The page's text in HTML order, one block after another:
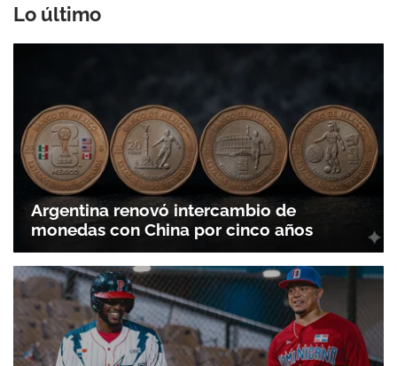
Lo último
Argentina renovó intercambio de
monedas con China por cinco años